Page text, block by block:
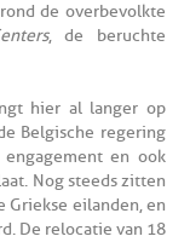
de overbevolkte
, de beruchte
hier al langer op
Belgische regering
en ook
Nog steeds zitten
Griekse eilanden, en
De relocatie van 18